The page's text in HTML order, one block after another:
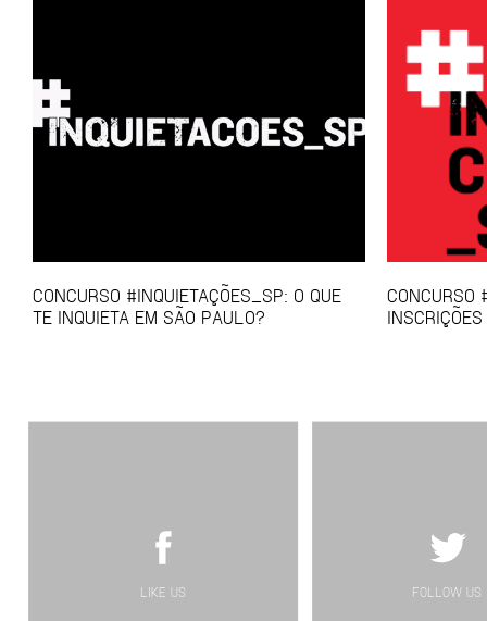
CONCURSO #INQUIETAÇÕES_SP: O QUE
TE INQUIETA EM SÃO PAULO?
CONCURSO
LIKE US FOLLOW US